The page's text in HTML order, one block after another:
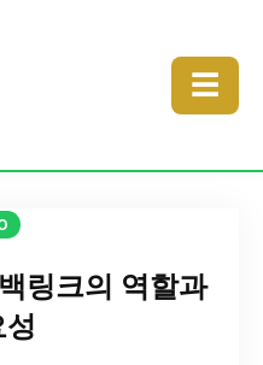
☰
링크의 역할과